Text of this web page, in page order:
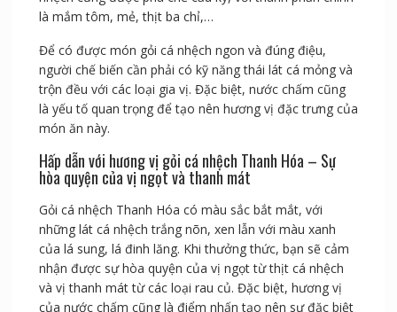
là mắm tôm, mẻ, thịt ba chỉ,…
Để có được món gỏi cá nhệch ngon và đúng điệu,
người chế biến cần phải có kỹ năng thái lát cá mỏng và
trộn đều với các loại gia vị. Đặc biệt, nước chấm cũng
là yếu tố quan trọng để tạo nên hương vị đặc trưng của
món ăn này.
Hấp dẫn với hương vị gỏi cá nhệch Thanh Hóa – Sự
hòa quyện của vị ngọt và thanh mát
Gỏi cá nhệch Thanh Hóa có màu sắc bắt mắt, với
những lát cá nhệch trắng nõn, xen lẫn với màu xanh
của lá sung, lá đinh lăng. Khi thưởng thức, bạn sẽ cảm
nhận được sự hòa quyện của vị ngọt từ thịt cá nhệch
và vị thanh mát từ các loại rau củ. Đặc biệt, hương vị
của nước chấm cũng là điểm nhấn tạo nên sự đặc biệt